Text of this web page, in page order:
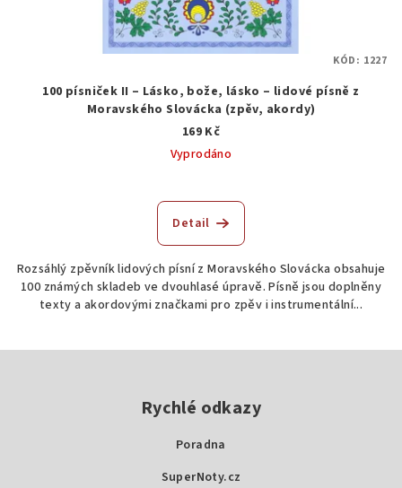
100 písniček II – Lásko, bože, lásko – lidové písně z
Moravského Slovácka (zpěv, akordy)
169 Kč
Vyprodáno
Detail
Rozsáhlý zpěvník lidových písní z Moravského Slovácka obsahuje
100 známých skladeb ve dvouhlasé úpravě. Písně jsou doplněny
texty a akordovými značkami pro zpěv i instrumentální...
KÓD: 1227
Rychlé odkazy
Poradna
SuperNoty.cz